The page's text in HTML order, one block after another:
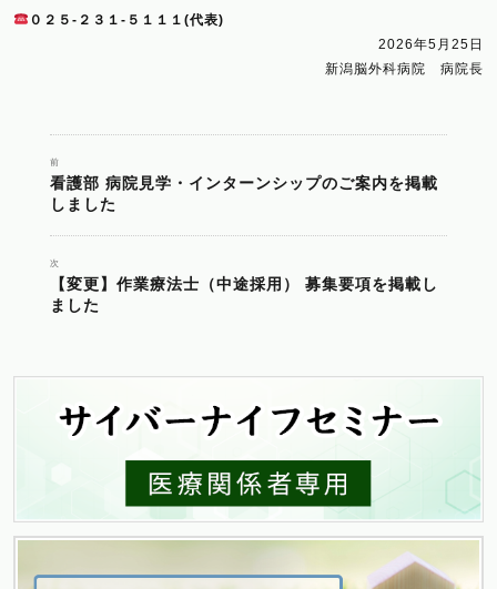
０２５-２３１-５１１１(代表)
2026年5月25日
新潟脳外科病院 病院長
投
稿
ナ
ビ
ゲ
シ
前
前
の
看護部 病院見学・インターンシップのご案内を掲載
しました
次
の
【変更】作業療法士（中途採用） 募集要項を掲載し
ました